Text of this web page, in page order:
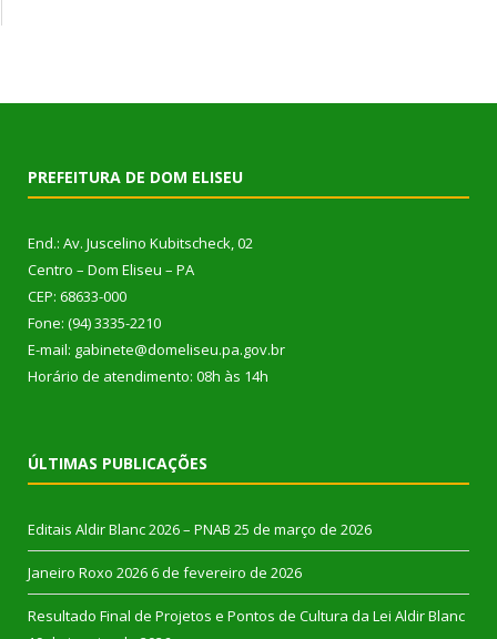
PREFEITURA DE DOM ELISEU
End.: Av. Juscelino Kubitscheck, 02
Centro – Dom Eliseu – PA
CEP: 68633-000
Fone: (94) 3335-2210
E-mail: gabinete@domeliseu.pa.gov.br
Horário de atendimento: 08h às 14h
ÚLTIMAS PUBLICAÇÕES
Editais Aldir Blanc 2026 – PNAB 25 de março de 2026
Janeiro Roxo 2026 6 de fevereiro de 2026
Resultado Final de Projetos e Pontos de Cultura da Lei Aldir Blanc